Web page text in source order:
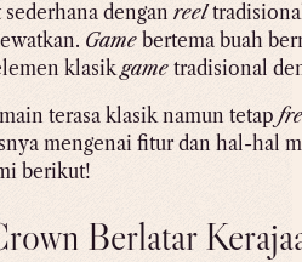
dengan reel
Game bertema buah
klasikgame tradisional
terasa klasik namun tetap
mengenai fitur dan hal-hal
berikut!
Berlatar